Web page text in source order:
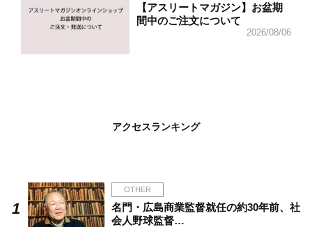
【アスリートマガジン】お盆期
間中のご注文について
2026/08/06
アクセスランキング
OTHER
名門・広島商業監督就任の約30年前、社
会人野球監督…